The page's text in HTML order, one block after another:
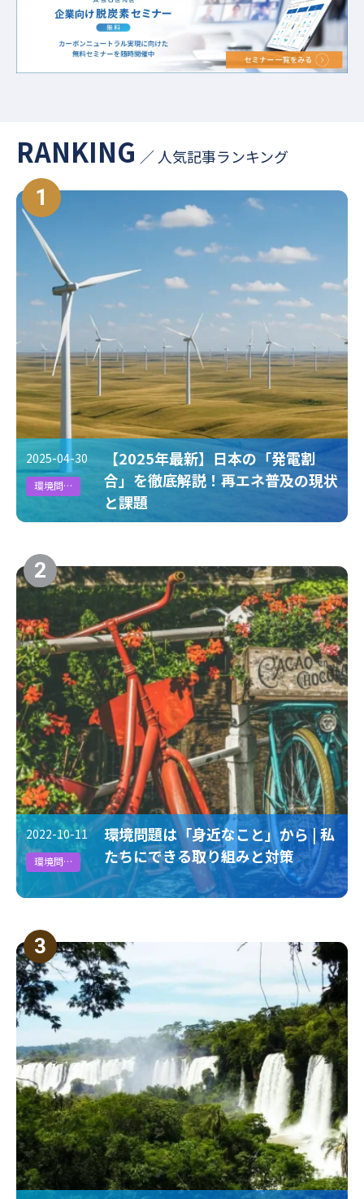
#太陽光発電 #サーキュラー
#CO2削減 #温室効果ガス削減
#グリーンビル認証
#気候変動対策 #中小企業 #生物多様性
#SSBJ #PPA #地球温暖化
#第三者保証 #カーボンオフセット
#従業員満足度 #グリーンファイナンス #CFP
#バイオマス #食品 #GXスキル標準 #RE100
#FIP制度 #環境省 #ISO #再生可能エネルギー
#カーボンプライシング #排出量取引制度 #COP30
#LCA #CO2排出原単位 #資源循環 #GXSS
#サーキュラーエコノミー
RANKING ／ 人気記事ランキング
1
2025-04-30
環境問題
【2025年最新】日本の「発電割
合」を徹底解説！再エネ普及の現状
と課題
2
2022-10-11
環境問題
環境問題は「身近なこと」から | 私
たちにできる取り組みと対策
3